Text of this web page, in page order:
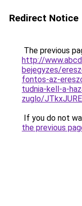
Redirect Notice
The previous
http://
bejegyzes/
fontos-az-
tudnia-kell-a-
zuglo/
If you do not
the previous